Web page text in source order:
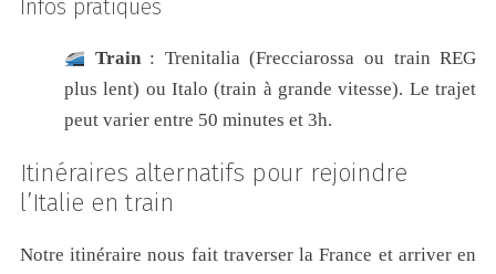
Infos pratiques
Train: Trenitalia (Frecciarossa ou train REG
plus lent) ou Italo (train à grande vitesse). Le trajet
peut varier entre 50 minutes et 3h.
Itinéraires alternatifs pour rejoindre
l’Italie en train
Notre itinéraire nous fait traverser la France et arriver en